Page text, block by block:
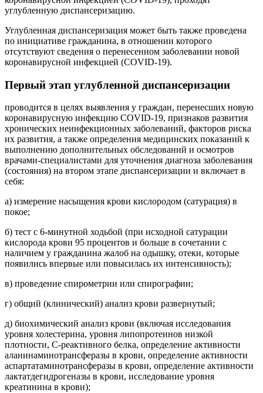
углубленную диспансеризацию.
Углубленная диспансеризация может быть также проведена
по инициативе гражданина, в отношении которого
отсутствуют сведения о перенесенном заболевании новой
коронавирусной инфекцией (COVID-19).
Первый этап углубленной диспансеризации
проводится в целях выявления у граждан, перенесших новую
коронавирусную инфекцию COVID-19, признаков развития
хронических неинфекционных заболеваний, факторов риска
их развития, а также определения медицинских показаний к
выполнению дополнительных обследований и осмотров
врачами-специалистами для уточнения диагноза заболевания
(состояния) на втором этапе диспансеризации и включает в
себя:
а) измерение насыщения крови кислородом (сатурация) в
покое;
б) тест с 6-минутной ходьбой (при исходной сатурации
кислорода крови 95 процентов и больше в сочетании с
наличием у гражданина жалоб на одышку, отеки, которые
появились впервые или повысилась их интенсивность);
в) проведение спирометрии или спирографии;
г) общий (клинический) анализ крови развернутый;
д) биохимический анализ крови (включая исследования
уровня холестерина, уровня липопротеинов низкой
плотности, C-реактивного белка, определение активности
аланинаминотрансферазы в крови, определение активности
аспартатаминотрансферазы в крови, определение активности
лактатдегидрогеназы в крови, исследование уровня
креатинина в крови);